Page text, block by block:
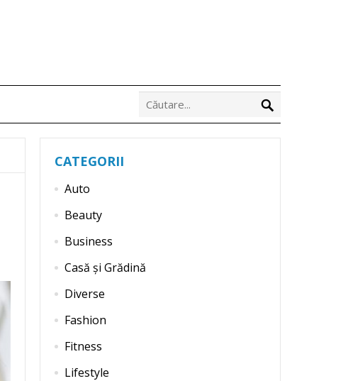
CATEGORII
Auto
Beauty
Business
Casă și Grădină
Diverse
Fashion
Fitness
Lifestyle